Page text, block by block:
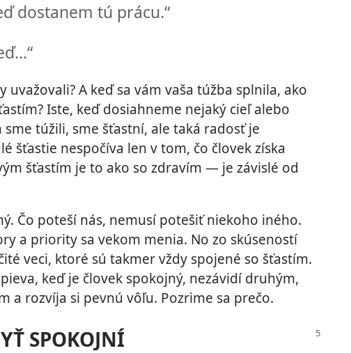
dostanem tú prácu.“
uvažovali? A keď sa vám vaša túžba splnila, ako
Iste, keď dosiahneme nejaký cieľ alebo
túžili, sme šťastní, ale taká radosť je
šťastie nespočíva len v tom, čo človek získa
šťastím je to ako so zdravím — je závislé od
Čo poteší nás, nemusí potešiť niekoho iného.
a priority sa vekom menia. No zo skúseností
veci, ktoré sú takmer vždy spojené so šťastím.
keď je človek spokojný, nezávidí druhým,
a rozvíja si pevnú vôľu. Pozrime sa prečo.
SPOKOJNÍ